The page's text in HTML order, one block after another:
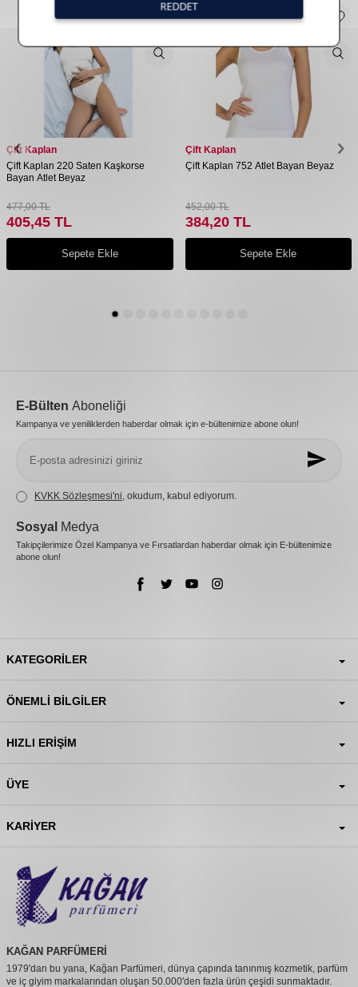
Çift Kaplan
Çift Kaplan 220 Saten Kaşkorse
Bayan Atlet Beyaz
477,00TL
405,45 TL
Sepete Ekle
Çift Kaplan
Çift Kaplan 752 Atlet Bayan Beyaz
452,00TL
384,20TL
Sepete Ekle
E-Bülten Aboneliği
Kampanya ve yeniliklerden haberdar olmak için e-bültenimize abone olun!
KVKK Sözleşmesi'ni , okudum, kabul ediyorum.
Sosyal Medya
Takipçilerimize Özel Kampanya ve Fırsatlardan haberdar olmak için E-bültenimize
abone olun!
KATEGORILER
ÖNEMLI BILGILER
HIZLI ERIŞIM
ÜYE
KARIYER
KAĞAN PARFÜMERİ
1979'dan bu yana, Kağan Parfümeri, dünya çapında tanınmış kozmetik, parfüm
ve iç giyim markalarından oluşan 50.000'den fazla ürün çeşidi sunmaktadır.